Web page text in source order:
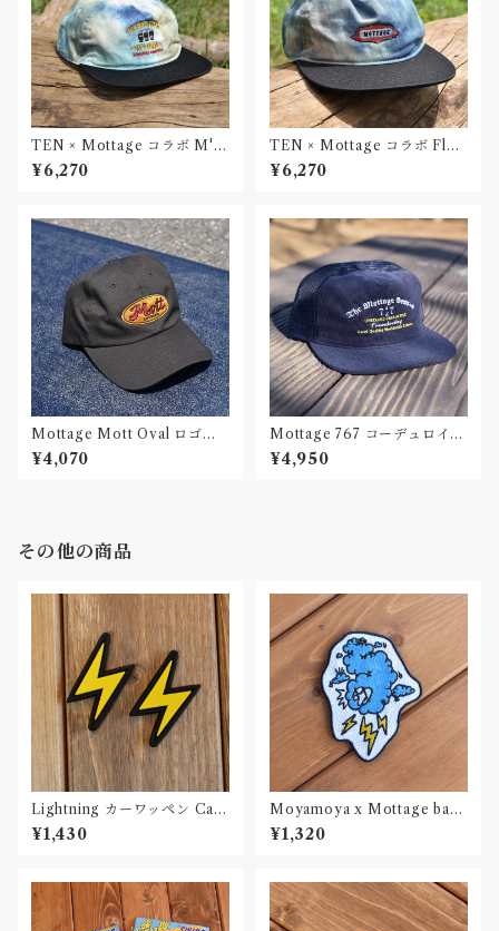
TEN × Mottage コラボ M's
Cola 2tone キャップ 刺繍
¥6,270
TEN × Mottage コラボ Flyi
ng 2toneキャップ 刺繍
¥6,270
Mottage Mott Oval ロゴツ
イルキャップ 刺繍 Black
¥4,070
Mottage 767 コーデュロイメ
ッシュキャップ 刺繍
¥4,950
その他の商品
Lightning カーワッペン Car
Patch PVC 2個セット
¥1,430
Moyamoya x Mottage bad
¥1,320